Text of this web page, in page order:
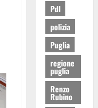
Pdl
polizia
Puglia
regione
puglia
Renzo
Rubino